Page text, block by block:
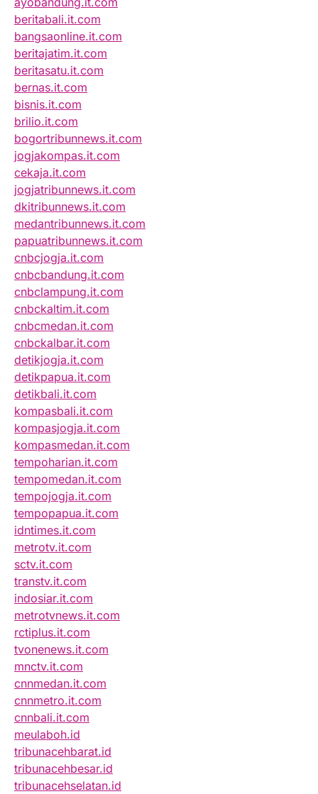
beritabali.it.com
bangsaonline.it.com
beritajatim.it.com
beritasatu.it.com
bernas.it.com
bisnis.it.com
brilio.it.com
bogortribunnews.it.com
jogjakompas.it.com
cekaja.it.com
jogjatribunnews.it.com
dkitribunnews.it.com
medantribunnews.it.com
papuatribunnews.it.com
cnbcjogja.it.com
cnbcbandung.it.com
cnbclampung.it.com
cnbckaltim.it.com
cnbcmedan.it.com
cnbckalbar.it.com
detikjogja.it.com
detikpapua.it.com
detikbali.it.com
kompasbali.it.com
kompasjogja.it.com
kompasmedan.it.com
tempoharian.it.com
tempomedan.it.com
tempojogja.it.com
tempopapua.it.com
idntimes.it.com
metrotv.it.com
sctv.it.com
transtv.it.com
indosiar.it.com
metrotvnews.it.com
rctiplus.it.com
tvonenews.it.com
mnctv.it.com
cnnmedan.it.com
cnnmetro.it.com
cnnbali.it.com
meulaboh.id
tribunacehbarat.id
tribunacehbesar.id
tribunacehselatan.id